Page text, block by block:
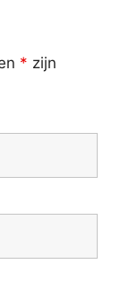
* zijn